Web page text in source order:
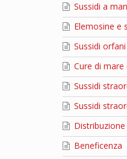
Sussidi a
Elemosine e
Sussidi
Cure di
Sussidi
Sussidi
Distribuzione
Beneficenza